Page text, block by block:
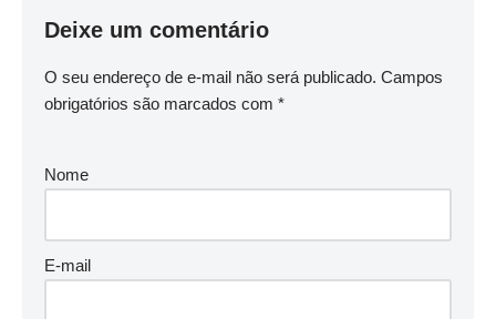
Deixe um comentário
O seu endereço de e-mail não será publicado. Campos
obrigatórios são marcados com *
Nome
E-mail